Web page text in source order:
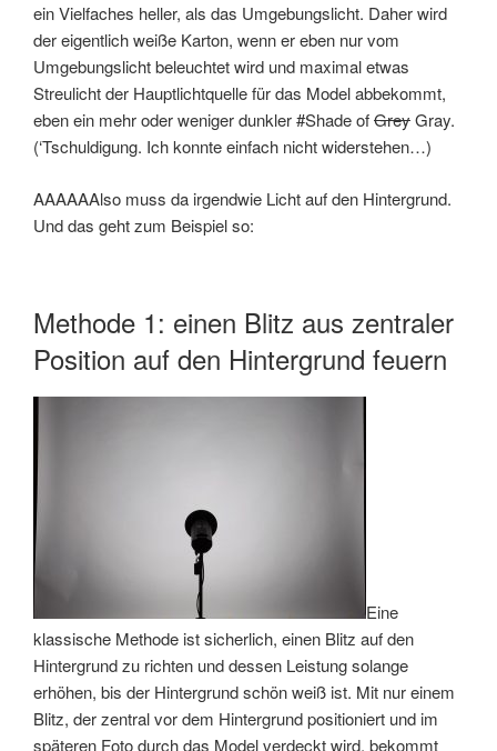
ein Vielfaches heller, als das Umgebungslicht. Daher wird
der eigentlich weiße Karton, wenn er eben nur vom
Umgebungslicht beleuchtet wird und maximal etwas
Streulicht der Hauptlichtquelle für das Model abbekommt,
eben ein mehr oder weniger dunkler #Shade ofGreyGray.
(‘Tschuldigung. Ich konnte einfach nicht widerstehen…)
AAAAAAlso muss da irgendwie Licht auf den Hintergrund.
Und das geht zum Beispiel so:
Methode 1: einen Blitz aus zentraler
Position auf den Hintergrund feuern
Eine
klassische Methode ist sicherlich, einen Blitz auf den
Hintergrund zu richten und dessen Leistung solange
erhöhen, bis der Hintergrund schön weiß ist. Mit nur einem
Blitz, der zentral vor dem Hintergrund positioniert und im
späteren Foto durch das Model verdeckt wird, bekommt